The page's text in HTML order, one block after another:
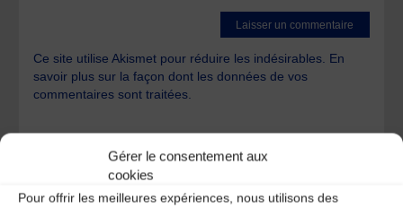
Gérer le consentement aux
cookies
Pour offrir les meilleures expériences, nous utilisons des
Ce site utilise Akismet pour réduire les indésirables. En
savoir plus sur la façon dont les données de vos
commentaires sont traitées.